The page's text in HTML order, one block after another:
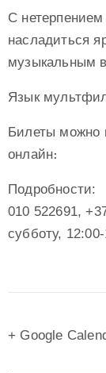
С
насладиться
музыкальным
Язык
Билеты можно
онлайн։
Подробности:
010 522691,
субботу,
+ Google